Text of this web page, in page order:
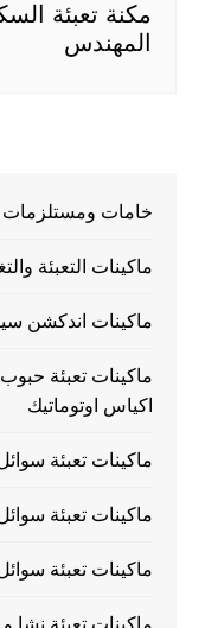
مكنة تعبئة
المهندس
خامات ومستلزمات
ماكينات التعبئة
ماكينات اندكشن
ماكينات تعبئة
اكياس اوتوماتيك
ماكينات تعبئة
ماكينات تعبئة
ماكينات تعبئة